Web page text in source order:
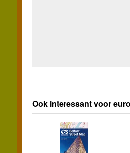
Ook interessant voor